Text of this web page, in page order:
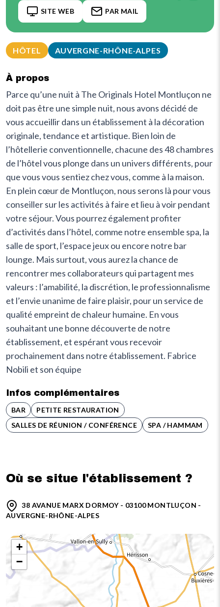
HÔTEL AUVERGNE-RHÔNE-ALPES
À propos
Parce qu’une nuit à The Originals Hotel Montluçon ne
doit pas être une simple nuit, nous avons décidé de
vous accueillir dans un établissement à la décoration
originale, tendance et artistique. Bien loin de
l’hôtellerie conventionnelle, chacune des 48 chambres
de l’hôtel vous plonge dans un univers différents, pour
que vous vous sentiez chez vous, comme à la maison.
En plein cœur de Montluçon, nous serons là pour vous
conseiller sur les activités à faire et lieu à voir pendant
votre séjour. Vous pourrez également profiter
d’activités dans l’hôtel, comme notre ensemble spa, la
salle de sport, l’espace jeux ou encore notre bar
lounge. Mais surtout, vous aurez la chance de
rencontrer mes collaborateurs qui partagent mes
valeurs : l’amabilité, la discrétion, le professionnalisme
et l’envie unanime de faire plaisir, pour un service de
qualité empreint de chaleur humaine. En vous
souhaitant une bonne découverte de notre
établissement, et espérant vous recevoir
prochainement dans notre établissement. Fabrice
Nobili et son équipe
Infos complémentaires
BAR
PETITE RESTAURATION
SALLES DE RÉUNION / CONFÉRENCE
SPA / HAMMAM
SITE WEB PAR MAIL
Où se situe l'établissement ?
38 AVANUE MARX DORMOY - 03100 MONTLUÇON -
AUVERGNE-RHÔNE-ALPES
+
−